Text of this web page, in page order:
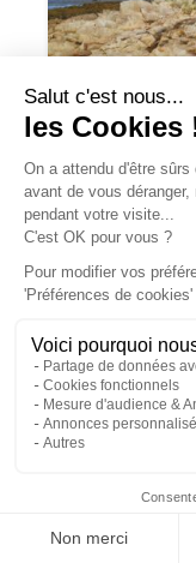
Campérêve
de l’espace
PRÈS
260
et de fourgons
Recherche